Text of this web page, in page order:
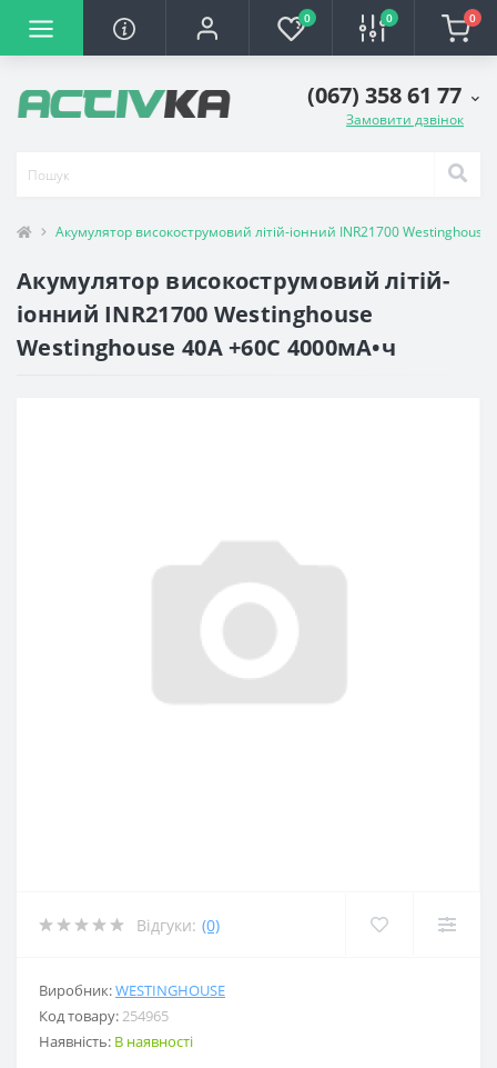
0 0 0
(067) 358 61 77
Замовити дзвінок
Акумулятор високострумовий літій-іонний INR21700
Акумулятор високострумовий літій-
іонний INR21700 Westinghouse
Westinghouse 40А +60С 4000мА•ч
Відгуки: (0)
Виробник:WESTINGHOUSE
Код товару:254965
Наявність: В наявності